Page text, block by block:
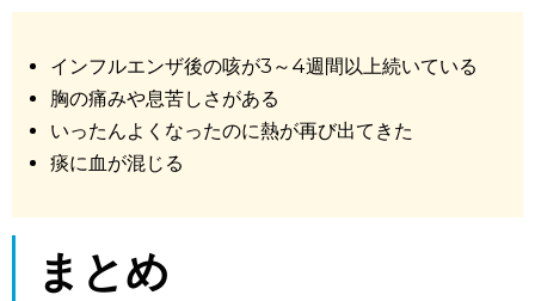
インフルエンザ後の咳が3～4週間以上続いている
胸の痛みや息苦しさがある
いったんよくなったのに熱が再び出てきた
痰に血が混じる
まとめ